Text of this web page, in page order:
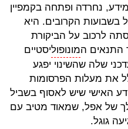
נחרדה ופתחה בקמפיין
בשבועות הקרובים. היא
לרכוב על הביקורת
התנאים המונופוליסטיים
שלה שהשינוי יפגע
את מעלות הפרסומות
האישי שיש לאסוף בשביל
של אפל, שמאוד מטיב עם
גוגל.